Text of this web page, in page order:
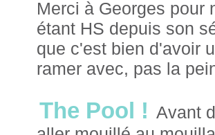
Merci à Georges pour
étant HS depuis son
que c'est bien d'avoir
ramer avec, pas la
The Pool ! Avant